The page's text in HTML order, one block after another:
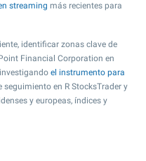
streaming más recientes para
identificar zonas clave de
Financial Corporation en
el instrumento para
seguimiento en R StocksTrader y
y europeas, índices y